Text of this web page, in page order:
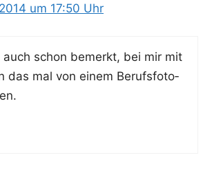
um 17:50 Uhr
auch schon bemerkt, bei mir mit
das mal von einem Berufs­fo­to­